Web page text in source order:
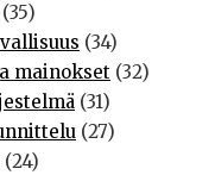
(35)
(34)
mainokset (32)
(31)
(27)
(24)